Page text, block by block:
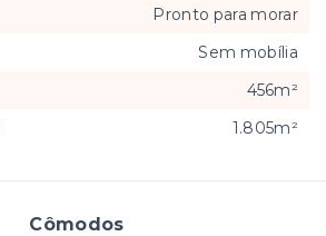
Cômodos
Pronto para morar
Sem mobília
456m²
1.805m²